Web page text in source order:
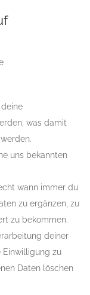
was damit
uns bekannten
wann immer du
zu ergänzen, zu
zu bekommen.
deiner
Einwilligung zu
Daten löschen